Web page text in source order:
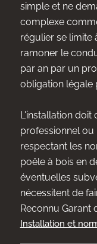
simple et ne
complexe
régulier se limite
ramoner le
par an par un
obligation légale
L'installation doit
professionnel ou
respectant les
poêle à bois en
éventuelles
nécessitent de
Reconnu Garant
Installation et